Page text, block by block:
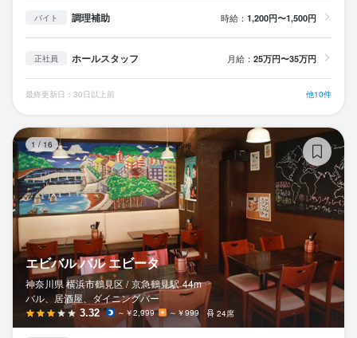
バイト 調理補助 時給： 1,200円〜1,500円
正社員 ホールスタッフ 月給： 25万円〜35万円
最終更新日：30日以上前 他10件
1 / 16
エビバル バル エビータ
神奈川県 横浜市鶴見区 / 京急鶴見駅 44m
バル、居酒屋、ダイニングバー
3.32 ～￥2,999 ～￥999 24席